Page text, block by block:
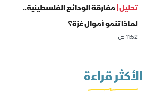
تحليل |مفارقة الودائع الفلسطينية..
لماذا تنمو أموال غزة؟
11:52 ص
الأكثر قراءة